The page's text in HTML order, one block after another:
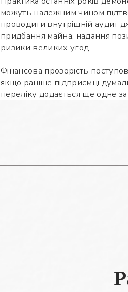
можуть належним чином
проводити внутрішній аудит
придбання майна, надання
ризики великих угод.
Фінансова прозорість
якщо раніше підприємці
переліку додається ще одне